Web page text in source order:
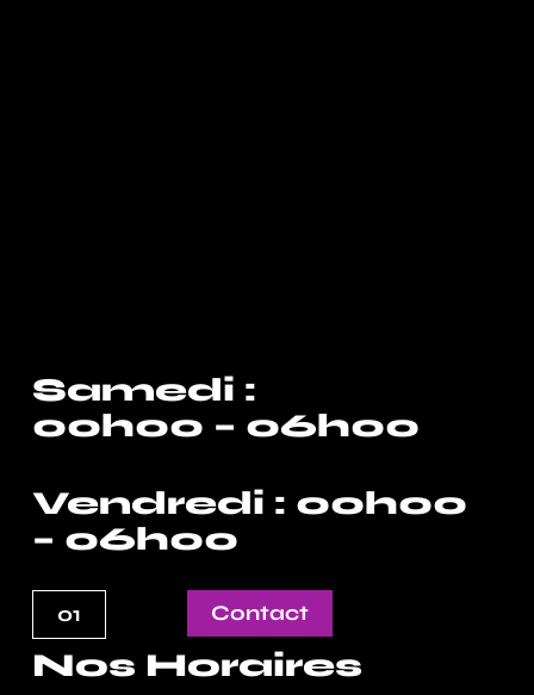
01 Contact
Nos Horaires
Vendredi : 00h00
– 06h00
Samedi :
00h00 – 06h00